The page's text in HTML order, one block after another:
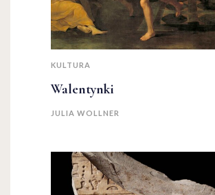
KULTURA
Walentynki
JULIA WOLLNER